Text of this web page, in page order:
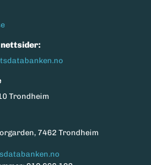
nettsider:
Trondheim
7462 Trondheim